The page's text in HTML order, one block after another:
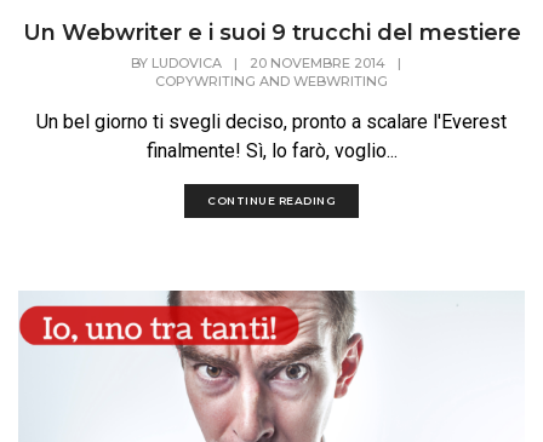
Un Webwriter e i suoi 9 trucchi del mestiere
BY LUDOVICA | 20 NOVEMBRE 2014
|
COPYWRITING AND WEBWRITING
Un bel giorno ti svegli deciso, pronto a scalare l'Everest
finalmente! Sì, lo farò, voglio...
CONTINUE READING